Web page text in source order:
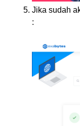
Jika sudah
: